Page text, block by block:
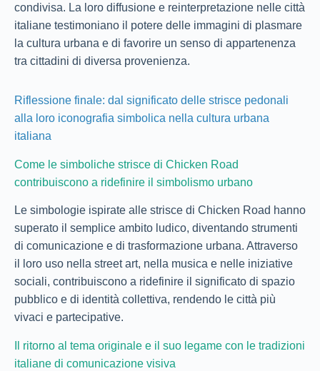
condivisa. La loro diffusione e reinterpretazione nelle città
italiane testimoniano il potere delle immagini di plasmare
la cultura urbana e di favorire un senso di appartenenza
tra cittadini di diversa provenienza.
Riflessione finale: dal significato delle strisce pedonali
alla loro iconografia simbolica nella cultura urbana
italiana
Come le simboliche strisce di Chicken Road
contribuiscono a ridefinire il simbolismo urbano
Le simbologie ispirate alle strisce di Chicken Road hanno
superato il semplice ambito ludico, diventando strumenti
di comunicazione e di trasformazione urbana. Attraverso
il loro uso nella street art, nella musica e nelle iniziative
sociali, contribuiscono a ridefinire il significato di spazio
pubblico e di identità collettiva, rendendo le città più
vivaci e partecipative.
Il ritorno al tema originale e il suo legame con le tradizioni
italiane di comunicazione visiva